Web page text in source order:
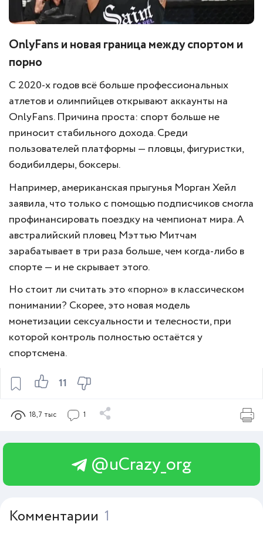
11
OnlyFans и новая граница между спортом и
порно
С 2020-х годов всё больше профессиональных
атлетов и олимпийцев открывают аккаунты на
OnlyFans. Причина проста: спорт больше не
приносит стабильного дохода. Среди
пользователей платформы — пловцы, фигуристки,
бодибилдеры, боксеры.
Например, американская прыгунья Морган Хейл
заявила, что только с помощью подписчиков смогла
профинансировать поездку на чемпионат мира. А
австралийский пловец Мэттью Митчам
зарабатывает в три раза больше, чем когда-либо в
спорте — и не скрывает этого.
Но стоит ли считать это «порно» в классическом
понимании? Скорее, это новая модель
монетизации сексуальности и телесности, при
которой контроль полностью остаётся у
спортсмена.
18,7 тыс 1
@uCrazy_org
Комментарии 1